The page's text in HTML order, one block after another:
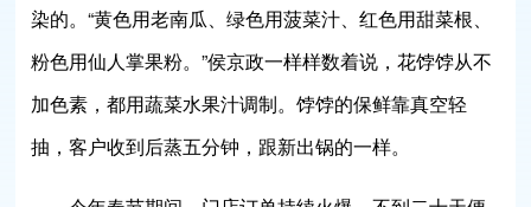
染的。“黄色用老南瓜、绿色用菠菜汁、红色用甜菜根、
粉色用仙人掌果粉。”侯京政一样样数着说，花饽饽从不
加色素，都用蔬菜水果汁调制。饽饽的保鲜靠真空轻
抽，客户收到后蒸五分钟，跟新出锅的一样。